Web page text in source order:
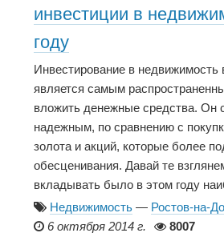
инвестиции в
году
Инвестирование в недвижимость
является самым
вложить денежные средства. Он
надежным, по сравнению с
золота и акций, которые более
обесценивания. Давай те
вкладывать было в этом году
Недвижимость — Ростов-на-
6 октября 2014 г.
8007